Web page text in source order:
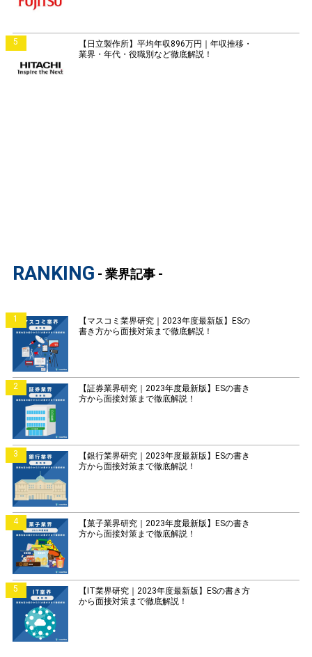
5
【日立製作所】平均年収896万円｜年収推移・
業界・年代・役職別など徹底解説！
RANKING - 業界記事 -
1
【マスコミ業界研究｜2023年度最新版】ESの
書き方から面接対策まで徹底解説！
2
【証券業界研究｜2023年度最新版】ESの書き
方から面接対策まで徹底解説！
3
【銀行業界研究｜2023年度最新版】ESの書き
方から面接対策まで徹底解説！
4
【菓子業界研究｜2023年度最新版】ESの書き
方から面接対策まで徹底解説！
5
【IT業界研究｜2023年度最新版】ESの書き方
から面接対策まで徹底解説！